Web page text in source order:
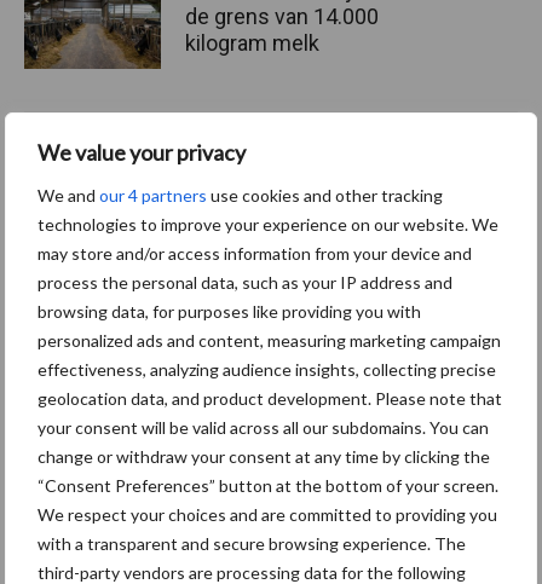
We value your privacy
We and our 4 partners use cookies and other tracking
technologies to improve your experience on our website. We
may store and/or access information from your device and
process the personal data, such as your IP address and
browsing data, for purposes like providing you with
personalized ads and content, measuring marketing campaign
effectiveness, analyzing audience insights, collecting precise
geolocation data, and product development. Please note that
your consent will be valid across all our subdomains. You can
change or withdraw your consent at any time by clicking the
“Consent Preferences” button at the bottom of your screen.
We respect your choices and are committed to providing you
with a transparent and secure browsing experience. The
third-party vendors are processing data for the following
de grens van 14.000
kilogram melk
Pöttinger introduceert
zwadhark in de hef
Themapagina's
Diergezondheid Bemesting Fokkerij
Compost Dierlijke mest